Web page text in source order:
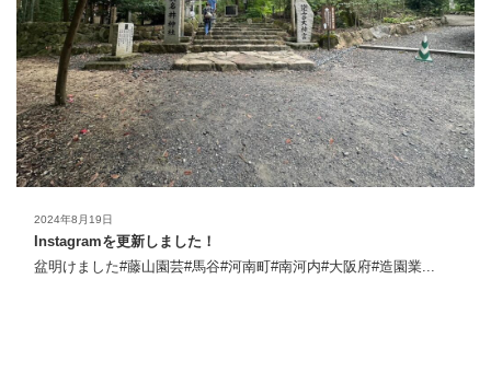
2024年8月19日
Instagramを更新しました！
盆明けました#藤山園芸#馬谷#河南町#南河内#大阪府#造園業...